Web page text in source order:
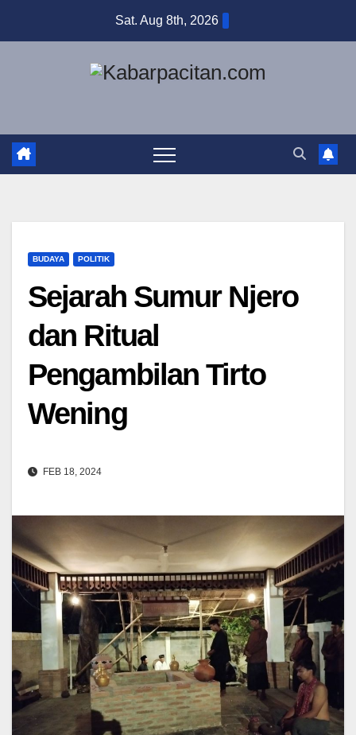
Sat. Aug 8th, 2026
BUDAYA POLITIK
Sejarah Sumur Njero
dan Ritual
Pengambilan Tirto
Wening
FEB 18, 2024